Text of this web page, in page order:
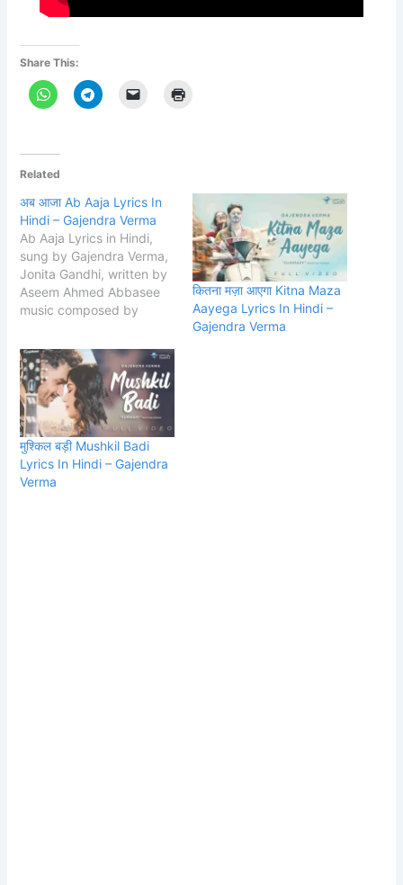
Share This:
Related
अब आजा Ab Aaja Lyrics In
Hindi – Gajendra Verma
Ab Aaja Lyrics in Hindi,
sung by Gajendra Verma,
Jonita Gandhi, written by
Aseem Ahmed Abbasee
music composed by
starring Gajendra Verma
and Priyanka Khera.
Song: Ab Aaja Singer:
Gajendra Verma, Jonita
Gandhi Lyrics: Aseem
Ahmed Abbasi Music:
Gajendra Verma Ab Aaja
Lyrics in…
कितना मज़ा आएगा Kitna Maza
Aayega Lyrics In Hindi –
Gajendra Verma
मुश्किल बड़ी Mushkil Badi
Lyrics In Hindi – Gajendra
Verma